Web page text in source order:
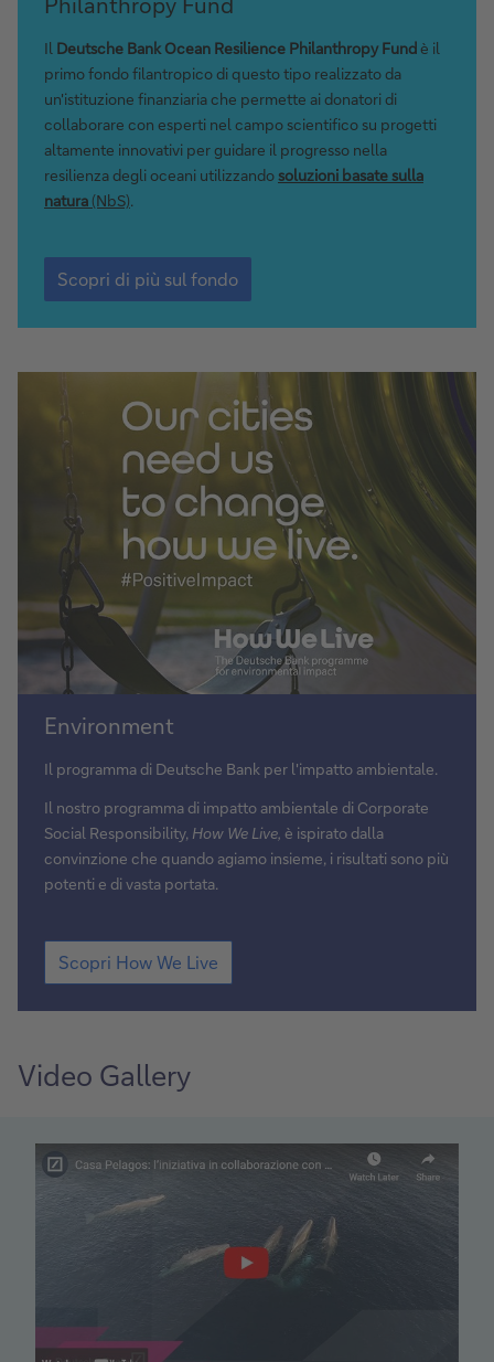
più
sul
fondo
Il Deutsche Bank Ocean Resilience Philanthropy Fundè il
primo fondo filantropico di questo tipo realizzato da
un'istituzione finanziaria che permette ai donatori di
collaborare con esperti nel campo scientifico su progetti
altamente innovativi per guidare il progresso nella
resilienza degli oceani utilizzandosoluzioni basate sulla
natura (NbS).
Scopri
di
più
sul
Scopri di più sul fondo
Scopri
How
We
Environment
Il programma di Deutsche Bank per l'impatto ambientale.
Il nostro programma di impatto ambientale di Corporate
Social Responsibility, How We Live, è ispirato dalla
convinzione che quando agiamo insieme, i risultati sono più
potenti e di vasta portata.
Scopri
How
We
Live
Scopri How We Live
Video Gallery